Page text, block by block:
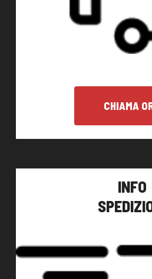
CHIAMA
INFO